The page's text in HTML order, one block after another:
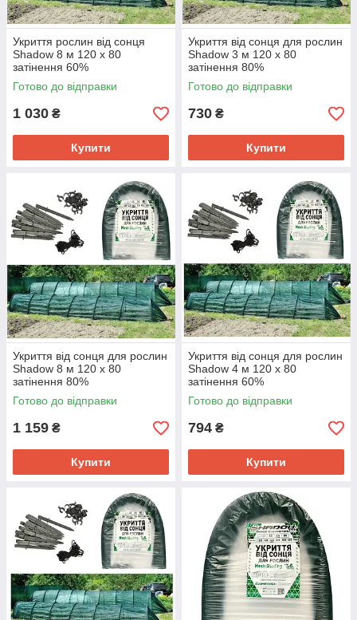
Укриття рослин від сонця
Shadow 8 м 120 х 80
затінення 60%
Готово до відправки
1 030 ₴
Купити
Укриття від сонця для рослин
Shadow 3 м 120 х 80
затінення 80%
Готово до відправки
730 ₴
Купити
Укриття від сонця для рослин
Shadow 8 м 120 х 80
затінення 80%
Готово до відправки
1 159 ₴
Купити
Укриття від сонця для рослин
Shadow 4 м 120 х 80
затінення 60%
Готово до відправки
794 ₴
Купити